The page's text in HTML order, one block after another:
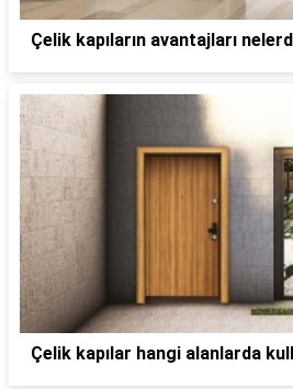
Çelik kapıların avantajları
Çelik kapılar hangi alanlarda